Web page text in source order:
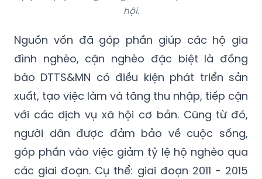
hội.
Nguồn vốn đã góp phần giúp các hộ gia
đình nghèo, cận nghèo đặc biệt là đồng
bào DTTS&MN có điều kiện phát triển sản
xuất, tạo việc làm và tăng thu nhập, tiếp cận
với các dịch vụ xã hội cơ bản. Cũng từ đó,
người dân được đảm bảo về cuộc sống,
góp phần vào việc giảm tỷ lệ hộ nghèo qua
các giai đoạn. Cụ thể: giai đoạn 2011 - 2015